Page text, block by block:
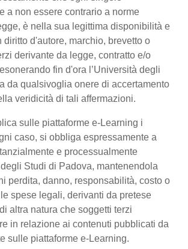
a non essere contrario a norme
è nella sua legittima disponibilità e
diritto d'autore, marchio, brevetto o
derivante da legge, contratto e/o
fin d'ora l’Università degli
da qualsivoglia onere di accertamento
veridicità di tali affermazioni.
sulle piattaforme e-Learning i
caso, si obbliga espressamente a
e processualmente
Studi di Padova, mantenendola
perdita, danno, responsabilità, costo o
spese legali, derivanti da pretese
altra natura che soggetti terzi
in relazione ai contenuti pubblicati da
sulle piattaforme e-Learning.